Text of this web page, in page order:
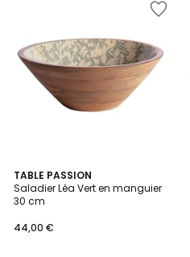
TABLE PASSION
Saladier Léa Vert en manguier
30 cm
44,00 €